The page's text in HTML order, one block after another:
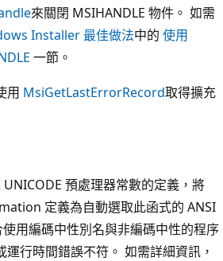
來關閉 MSIHANDLE 物件。 如需
Installer 最佳做法中的 使用
一節。
用 MsiGetLastErrorRecord取得擴充
預處理器常數的定義，將
定義為自動選取此函式的 ANSI
用編碼中性別名與非編碼中性的程序
行時間錯誤不符。 如需詳細資訊，